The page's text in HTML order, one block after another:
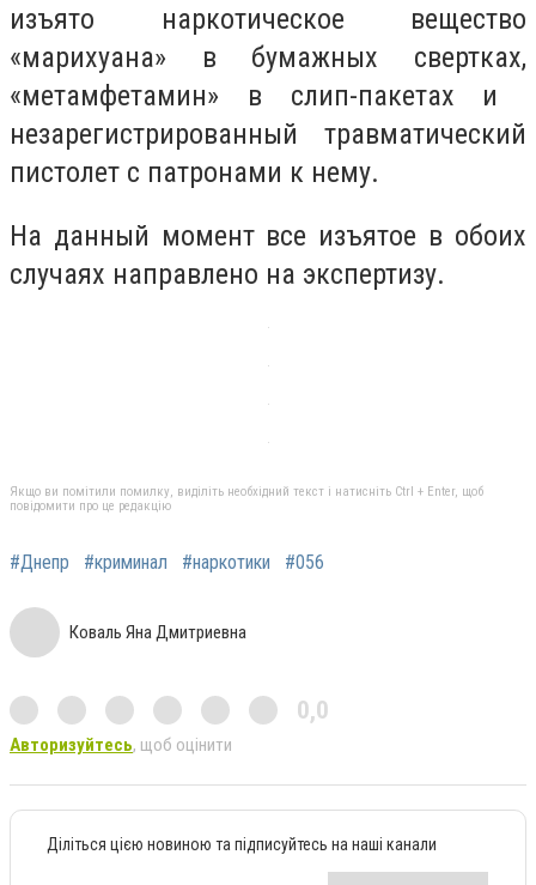
изъято наркотическое вещество
«марихуана» в бумажных свертках,
«метамфетамин» в слип-пакетах и ​​
незарегистрированный травматический
пистолет с патронами к нему.
На данный момент все изъятое в обоих
случаях направлено на экспертизу.
Якщо ви помітили помилку, виділіть необхідний текст і натисніть Ctrl + Enter, щоб
повідомити про це редакцію
#Днепр #криминал #наркотики #056
Коваль Яна Дмитриевна
0,0
Авторизуйтесь, щоб оцінити
Діліться цією новиною та підписуйтесь на наші канали